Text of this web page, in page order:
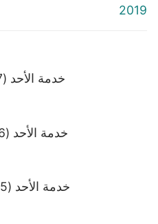
2019
خدمة الأحد (7) بعد العنصرة 19/07/2016
خدمة الأحد (6) بعد العنصرة 12/07/2026
خدمة الأحد (5) بعد العنصرة 05/07/2026